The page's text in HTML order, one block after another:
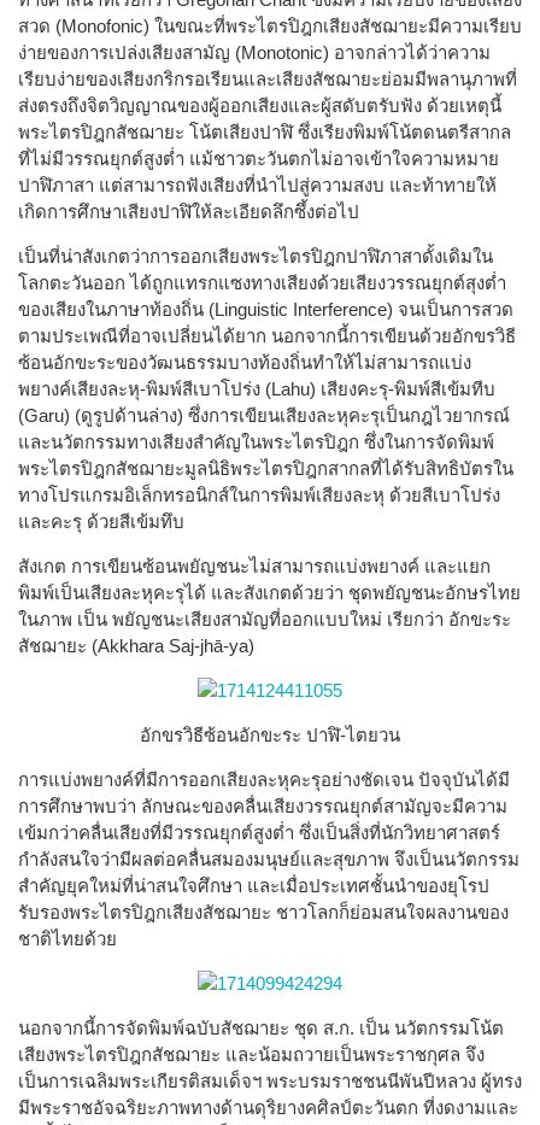
สวด (Monofonic) ในขณะที่พระไตรปิฎกเสียงสัชฌายะมีความเรียบ
ง่ายของการเปล่งเสียงสามัญ (Monotonic) อาจกล่าวได้ว่าความ
เรียบง่ายของเสียงกริกรอเรียนและเสียงสัชฌายะย่อมมีพลานุภาพที่
ส่งตรงถึงจิตวิญญาณของผู้ออกเสียงและผู้สดับตรับฟัง ด้วยเหตุนี้
พระไตรปิฎกสัชฌายะ โน้ตเสียงปาฬิ ซึ่งเรียงพิมพ์โน้ตดนตรีสากล
ที่ไม่มีวรรณยุกต์สูงต่ำ แม้ชาวตะวันตกไม่อาจเข้าใจความหมาย
ปาฬิภาสา แต่สามารถฟังเสียงที่นำไปสู่ความสงบ และท้าทายให้
เกิดการศึกษาเสียงปาฬิให้ละเอียดลึกซึ้งต่อไป
เป็นที่น่าสังเกตว่าการออกเสียงพระไตรปิฎกปาฬิภาสาดั้งเดิมใน
โลกตะวันออก ได้ถูกแทรกแซงทางเสียงด้วยเสียงวรรณยุกต์สุงต่ำ
ของเสียงในภาษาท้องถิ่น (Linguistic Interference) จนเป็นการสวด
ตามประเพณีที่อาจเปลี่ยนได้ยาก นอกจากนี้การเขียนด้วยอักขรวิธี
ซ้อนอักขะระของวัฒนธรรมบางท้องถิ่นทำให้ไม่สามารถแบ่ง
พยางค์เสียงละหุ-พิมพ์สีเบาโปร่ง (Lahu) เสียงคะรุ-พิมพ์สีเข้มทีบ
(Garu) (ดูรูปด้านล่าง) ซึ่งการเขียนเสียงละหุคะรุเป็นกฎไวยากรณ์
และนวัตกรรมทางเสียงสำคัญในพระไตรปิฎก ซึ่งในการจัดพิมพ์
พระไตรปิฎกสัชฌายะมูลนิธิพระไตรปิฎกสากลที่ได้รับสิทธิบัตรใน
ทางโปรแกรมอิเล็กทรอนิกส์ในการพิมพ์เสียงละหุ ด้วยสีเบาโปร่ง
และคะรุ ด้วยสีเข้มทึบ
สังเกต การเขียนซ้อนพยัญชนะไม่สามารถแบ่งพยางค์ และแยก
พิมพ์เป็นเสียงละหุคะรุได้ และสังเกตด้วยว่า ชุดพยัญชนะอักษรไทย
ในภาพ เป็น พยัญชนะเสียงสามัญที่ออกแบบใหม่ เรียกว่า อักขะระ
สัชฌายะ (Akkhara Saj-jhā-ya)
อักขรวิธีซ้อนอักขะระ ปาฬิ-ไตยวน
การแบ่งพยางค์ที่มีการออกเสียงละหุคะรุอย่างชัดเจน ปัจจุบันได้มี
การศึกษาพบว่า ลักษณะของคลื่นเสียงวรรณยุกต์สามัญจะมีความ
เข้มกว่าคลื่นเสียงที่มีวรรณยุกต์สูงต่ำ ซึ่งเป็นสิ่งที่นักวิทยาศาสตร์
กำลังสนใจว่ามีผลต่อคลื่นสมองมนุษย์และสุขภาพ จึงเป็นนวัตกรรม
สำคัญยุคใหม่ที่น่าสนใจศึกษา และเมื่อประเทศชั้นนำของยุโรป
รับรองพระไตรปิฎกเสียงสัชฌายะ ชาวโลกก็ย่อมสนใจผลงานของ
ชาติไทยด้วย
นอกจากนี้การจัดพิมพ์ฉบับสัชฌายะ ชุด ส.ก. เป็น นวัตกรรมโน้ต
เสียงพระไตรปิฎกสัชฌายะ และน้อมถวายเป็นพระราชกุศล จึง
เป็นการเฉลิมพระเกียรติสมเด็จฯ พระบรมราชชนนีพันปีหลวง ผู้ทรง
มีพระราชอัจฉริยะภาพทางด้านดุริยางคศิลป์ตะวันตก ที่งดงามและ